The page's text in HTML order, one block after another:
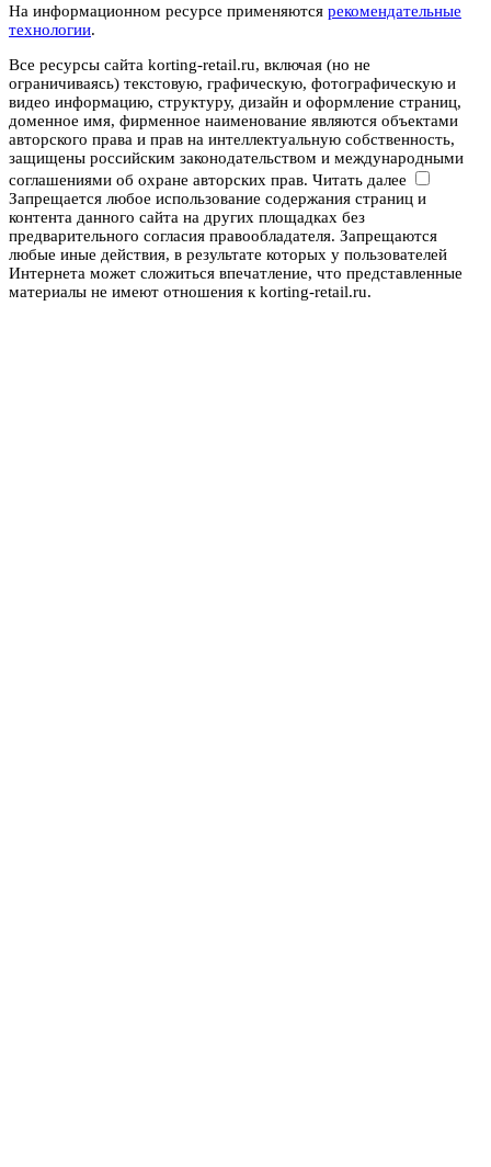
На информационном ресурсе применяются рекомендательные
технологии.
Все ресурсы сайта korting-retail.ru, включая (но не
ограничиваясь) текстовую, графическую, фотографическую и
видео информацию, структуру, дизайн и оформление страниц,
доменное имя, фирменное наименование являются объектами
авторского права и прав на интеллектуальную собственность,
защищены российским законодательством и международными
соглашениями об охране авторских прав. Читать далее
Запрещается любое использование содержания страниц и
контента данного сайта на других площадках без
предварительного согласия правообладателя. Запрещаются
любые иные действия, в результате которых у пользователей
Интернета может сложиться впечатление, что представленные
материалы не имеют отношения к korting-retail.ru.